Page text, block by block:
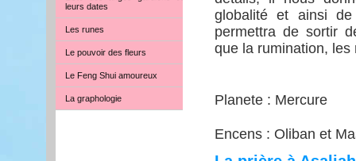
leurs dates
Les runes
Le pouvoir des fleurs
Le Feng Shui amoureux
La graphologie
globalité et ainsi
permettra de sortir
que la rumination,
Planete : Mercure
Encens : Oliban et